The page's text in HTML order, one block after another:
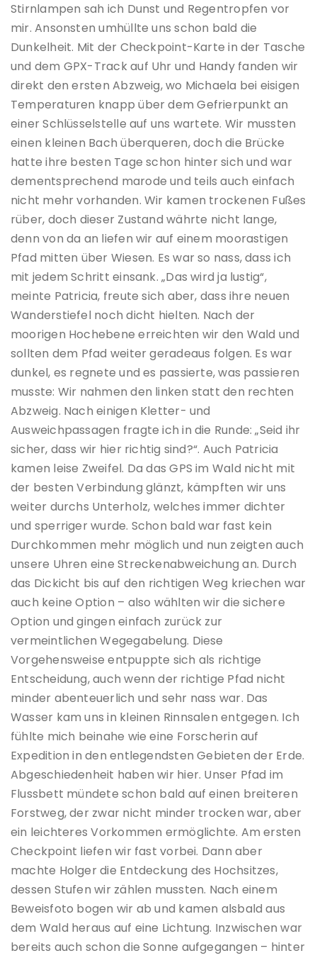
Stirnlampen sah ich Dunst und Regentropfen vor
mir. Ansonsten umhüllte uns schon bald die
Dunkelheit. Mit der Checkpoint-Karte in der Tasche
und dem GPX-Track auf Uhr und Handy fanden wir
direkt den ersten Abzweig, wo Michaela bei eisigen
Temperaturen knapp über dem Gefrierpunkt an
einer Schlüsselstelle auf uns wartete. Wir mussten
einen kleinen Bach überqueren, doch die Brücke
hatte ihre besten Tage schon hinter sich und war
dementsprechend marode und teils auch einfach
nicht mehr vorhanden. Wir kamen trockenen Fußes
rüber, doch dieser Zustand währte nicht lange,
denn von da an liefen wir auf einem moorastigen
Pfad mitten über Wiesen. Es war so nass, dass ich
mit jedem Schritt einsank. „Das wird ja lustig“,
meinte Patricia, freute sich aber, dass ihre neuen
Wanderstiefel noch dicht hielten. Nach der
moorigen Hochebene erreichten wir den Wald und
sollten dem Pfad weiter geradeaus folgen. Es war
dunkel, es regnete und es passierte, was passieren
musste: Wir nahmen den linken statt den rechten
Abzweig. Nach einigen Kletter- und
Ausweichpassagen fragte ich in die Runde: „Seid ihr
sicher, dass wir hier richtig sind?“. Auch Patricia
kamen leise Zweifel. Da das GPS im Wald nicht mit
der besten Verbindung glänzt, kämpften wir uns
weiter durchs Unterholz, welches immer dichter
und sperriger wurde. Schon bald war fast kein
Durchkommen mehr möglich und nun zeigten auch
unsere Uhren eine Streckenabweichung an. Durch
das Dickicht bis auf den richtigen Weg kriechen war
auch keine Option – also wählten wir die sichere
Option und gingen einfach zurück zur
vermeintlichen Wegegabelung. Diese
Vorgehensweise entpuppte sich als richtige
Entscheidung, auch wenn der richtige Pfad nicht
minder abenteuerlich und sehr nass war. Das
Wasser kam uns in kleinen Rinnsalen entgegen. Ich
fühlte mich beinahe wie eine Forscherin auf
Expedition in den entlegendsten Gebieten der Erde.
Abgeschiedenheit haben wir hier. Unser Pfad im
Flussbett mündete schon bald auf einen breiteren
Forstweg, der zwar nicht minder trocken war, aber
ein leichteres Vorkommen ermöglichte. Am ersten
Checkpoint liefen wir fast vorbei. Dann aber
machte Holger die Entdeckung des Hochsitzes,
dessen Stufen wir zählen mussten. Nach einem
Beweisfoto bogen wir ab und kamen alsbald aus
dem Wald heraus auf eine Lichtung. Inzwischen war
bereits auch schon die Sonne aufgegangen – hinter